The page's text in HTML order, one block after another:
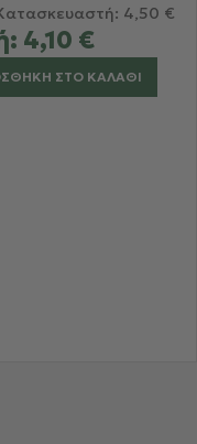
4,50 €
4,10 €
ΣΤΟ ΚΑΛΆΘΙ